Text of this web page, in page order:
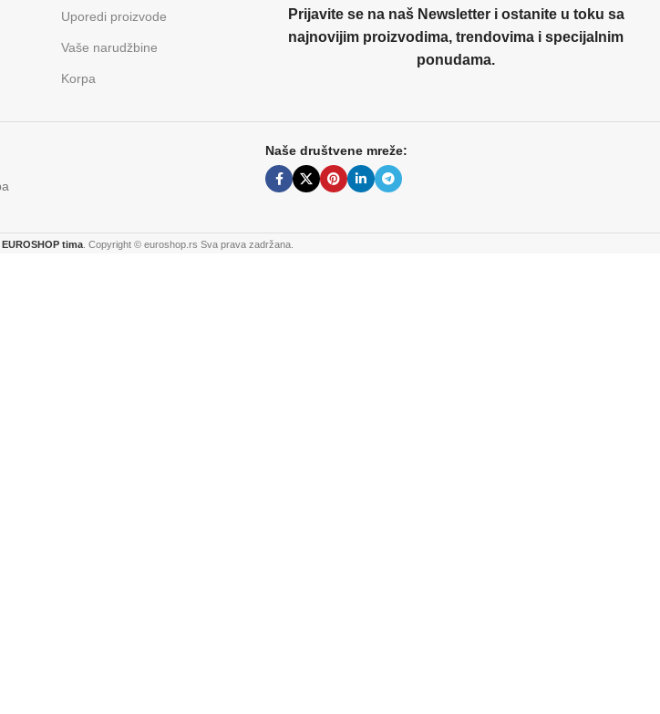
Uporedi proizvode
Vaše narudžbine
Korpa
Prijavite se na naš Newsletter i ostanite u toku sa
najnovijim proizvodima, trendovima i specijalnim
ponudama.
Naše društvene mreže:
EUROSHOP tima. Copyright © euroshop.rs Sva prava zadržana.